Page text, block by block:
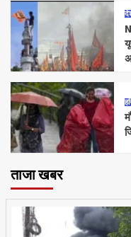
ताजा खबर